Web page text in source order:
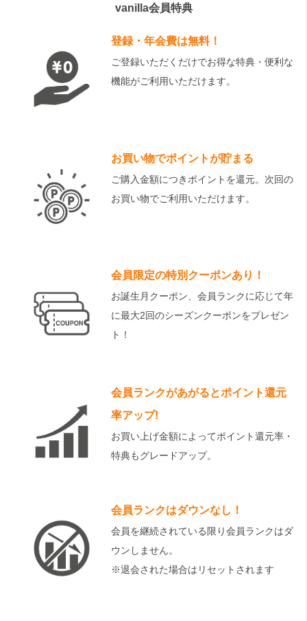
vanilla会員特典
登録・年会費は無料！
ご登録いただくだけでお得な特典・便利な
機能がご利用いただけます。
お買い物でポイントが貯まる
ご購入金額につきポイントを還元。次回の
お買い物でご利用いただけます。
会員限定の特別クーポンあり！
お誕生月クーポン、会員ランクに応じて年
に最大2回のシーズンクーポンをプレゼン
ト！
会員ランクがあがるとポイント還元
率アップ!
お買い上げ金額によってポイント還元率・
特典もグレードアップ。
会員ランクはダウンなし！
会員を継続されている限り会員ランクはダ
ウンしません。
※退会された場合はリセットされます